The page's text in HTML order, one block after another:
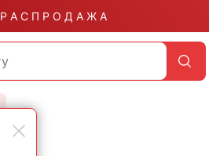
Р А С П Р О Д А Ж А